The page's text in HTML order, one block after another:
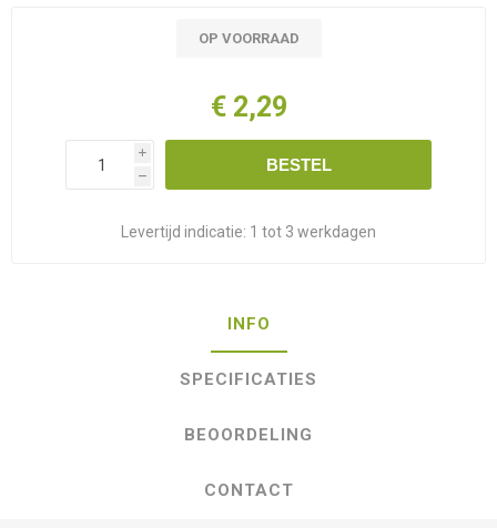
OP VOORRAAD
€ 2,29
i
h
BESTEL
Levertijd indicatie: 1 tot 3 werkdagen
INFO
SPECIFICATIES
BEOORDELING
CONTACT